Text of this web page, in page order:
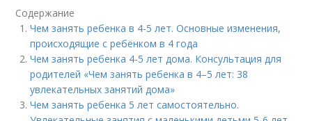
Содержание
Чем занять ребенка в 4-5 лет. Основные изменения,
происходящие с ребёнком в 4 года
Чем занять ребенка 4-5 лет дома. Консультация для
родителей «Чем занять ребенка в 4–5 лет: 38
увлекательных занятий дома»
Чем занять ребенка 5 лет самостоятельно.